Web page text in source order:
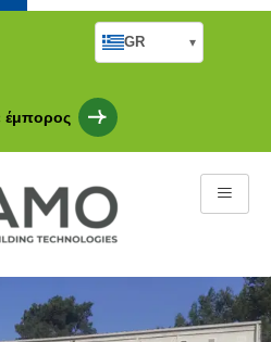
έμπορος
GR ▾